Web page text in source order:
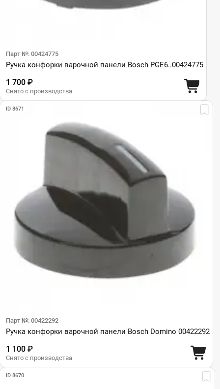
Парт №: 00424775
Ручка конфорки варочной панели Bosch PGE6..00424775
1 700 ₽
Снято с производства
ID 8671
Парт №: 00422292
Ручка конфорки варочной панели Bosch Domino 00422292
1 100 ₽
Снято с производства
ID 8670